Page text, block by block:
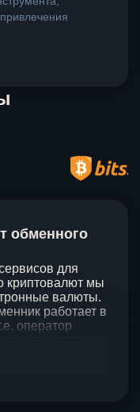
обменного
для
криптовалют мы
валюты.
работает в
оператор
обмены